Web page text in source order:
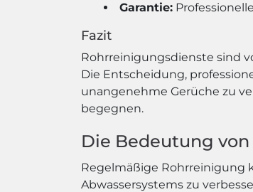
Garantie:
Fazit
Rohrreinigungsdienste sind
Die Entscheidung,
unangenehme Gerüche zu
begegnen.
Die Bedeutung
Regelmäßige Rohrreinigung
Abwassersystems zu